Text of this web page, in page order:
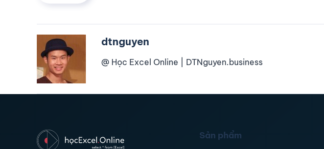
dtnguyen
@ Học Excel Online | DTNguyen.business
Sản phẩm